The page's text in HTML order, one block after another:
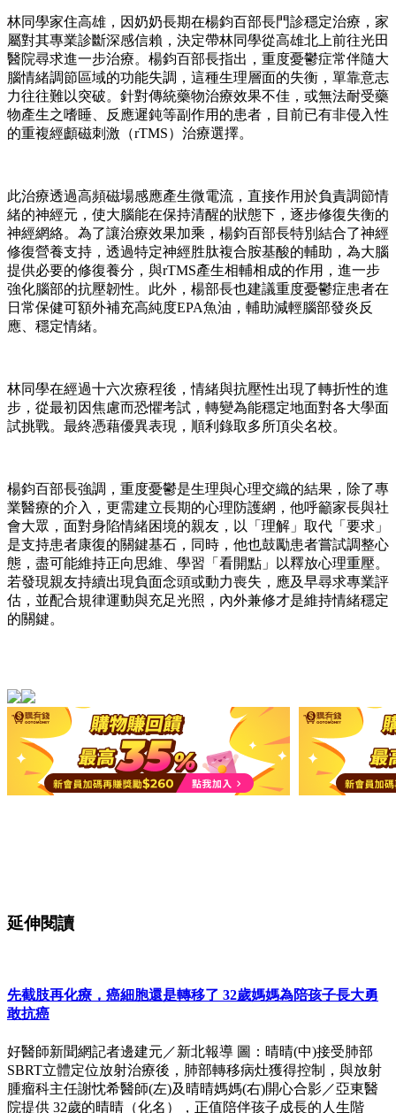
林同學家住高雄，因奶奶長期在楊鈞百部長門診穩定治療，家
屬對其專業診斷深感信賴，決定帶林同學從高雄北上前往光田
醫院尋求進一步治療。楊鈞百部長指出，重度憂鬱症常伴隨大
腦情緒調節區域的功能失調，這種生理層面的失衡，單靠意志
力往往難以突破。針對傳統藥物治療效果不佳，或無法耐受藥
物產生之嗜睡、反應遲鈍等副作用的患者，目前已有非侵入性
的重複經顱磁刺激（rTMS）治療選擇。
此治療透過高頻磁場感應產生微電流，直接作用於負責調節情
緒的神經元，使大腦能在保持清醒的狀態下，逐步修復失衡的
神經網絡。為了讓治療效果加乘，楊鈞百部長特別結合了神經
修復營養支持，透過特定神經胜肽複合胺基酸的輔助，為大腦
提供必要的修復養分，與rTMS產生相輔相成的作用，進一步
強化腦部的抗壓韌性。此外，楊部長也建議重度憂鬱症患者在
日常保健可額外補充高純度EPA魚油，輔助減輕腦部發炎反
應、穩定情緒。
林同學在經過十六次療程後，情緒與抗壓性出現了轉折性的進
步，從最初因焦慮而恐懼考試，轉變為能穩定地面對各大學面
試挑戰。最終憑藉優異表現，順利錄取多所頂尖名校。
楊鈞百部長強調，重度憂鬱是生理與心理交織的結果，除了專
業醫療的介入，更需建立長期的心理防護網，他呼籲家長與社
會大眾，面對身陷情緒困境的親友，以「理解」取代「要求」
是支持患者康復的關鍵基石，同時，他也鼓勵患者嘗試調整心
態，盡可能維持正向思維、學習「看開點」以釋放心理重壓。
若發現親友持續出現負面念頭或動力喪失，應及早尋求專業評
估，並配合規律運動與充足光照，內外兼修才是維持情緒穩定
的關鍵。
延伸閱讀
先截肢再化療，癌細胞還是轉移了 32歲媽媽為陪孩子長大勇
敢抗癌
好醫師新聞網記者邊建元／新北報導 圖：晴晴(中)接受肺部
SBRT立體定位放射治療後，肺部轉移病灶獲得控制，與放射
腫瘤科主任謝忱希醫師(左)及晴晴媽媽(右)開心合影／亞東醫
院提供 32歲的晴晴（化名），正值陪伴孩子成長的人生階